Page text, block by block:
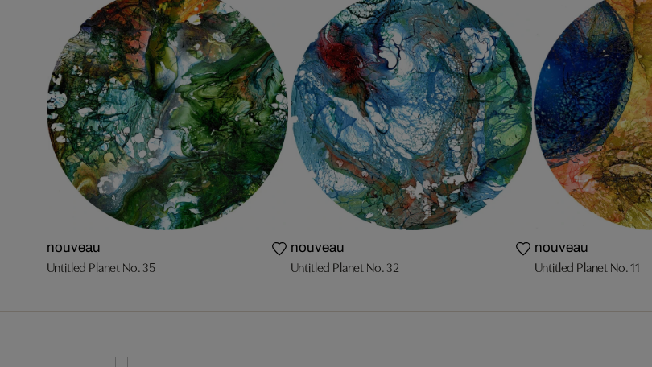
nouveau
Untitled Planet No. 35
nouveau
Untitled Planet No. 32
nouveau
Untitled Planet No. 11